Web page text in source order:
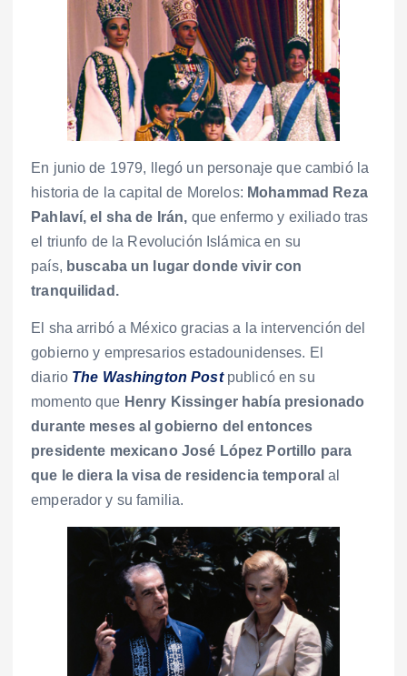
En junio de 1979, llegó un personaje que cambió la
historia de la capital de Morelos: Mohammad Reza
Pahlaví, el sha de Irán, que enfermo y exiliado tras
el triunfo de la Revolución Islámica en su
país, buscaba un lugar donde vivir con
tranquilidad.
El sha arribó a México gracias a la intervención del
gobierno y empresarios estadounidenses. El
diario The Washington Postpublicó en su
momento que Henry Kissinger había presionado
durante meses al gobierno del entonces
presidente mexicano José López Portillo para
que le diera la visa de residencia temporalal
emperador y su familia.